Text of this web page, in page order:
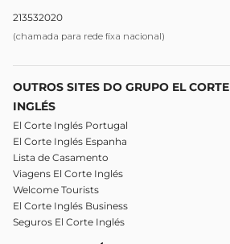
213532020
(chamada para rede fixa nacional)
OUTROS SITES DO GRUPO EL CORTE
INGLÉS
El Corte Inglés Portugal
El Corte Inglés Espanha
Lista de Casamento
Viagens El Corte Inglés
Welcome Tourists
El Corte Inglés Business
Seguros El Corte Inglés